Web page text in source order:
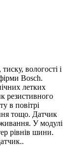
вологості і
Bosch.
летких
резистивного
в повітрі
тощо. Датчик
У модулі
рівнів шини.